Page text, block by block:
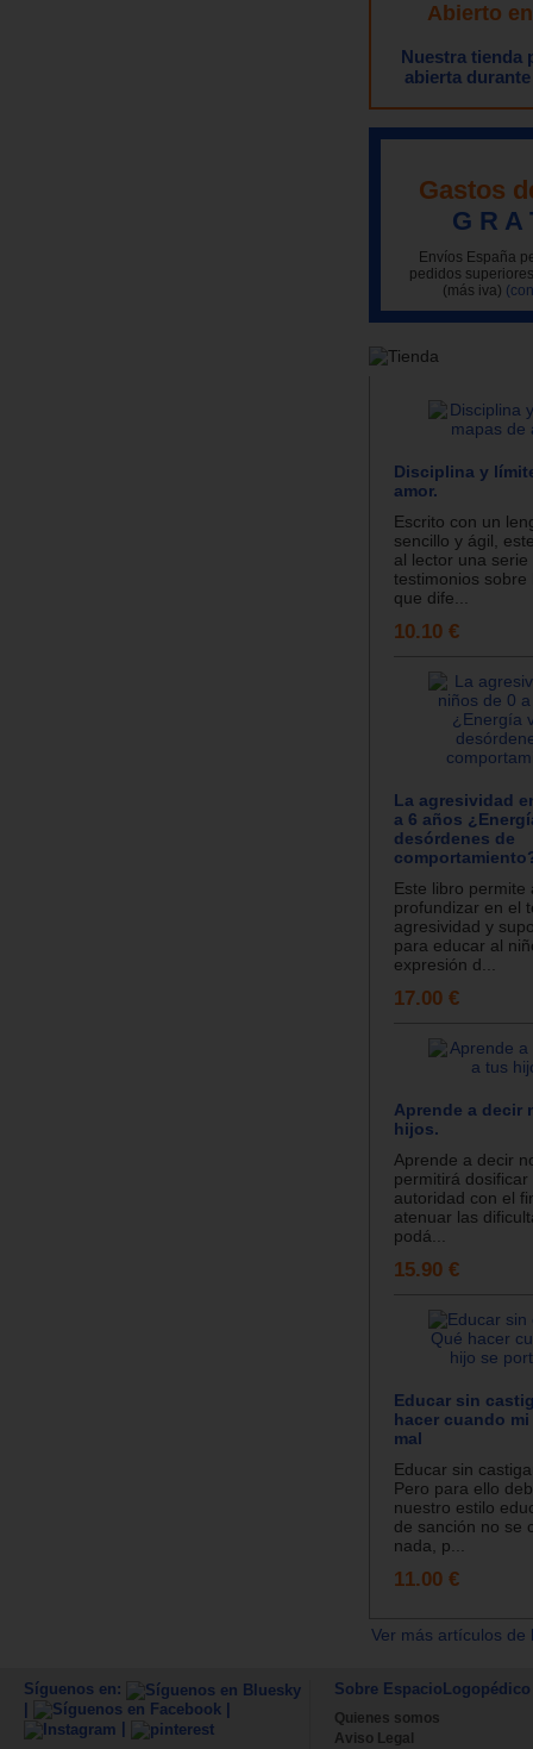
Abierto
Nuestra tienda
abierta
Gastos
G R A
Envíos España
pedidos
(más iva)
Disciplina y
amor.
Escrito con un
sencillo y ágil,
al lector una serie
testimonios sobre
que dife...
10.10 €
La agresividad
a 6 años
desórdenes de
Este libro permite
profundizar en el
agresividad y
para educar al
expresión d...
17.00 €
Aprende a decir
hijos.
Aprende a decir
permitirá dosificar
autoridad con el
atenuar las
podá...
15.90 €
Educar sin
hacer cuando
mal
Educar sin
Pero para ello
nuestro estilo
de sanción no se
nada, p...
11.00 €
Ver más artículos
Síguenos en:
|
|
Sobre EspacioLogopédico
Quienes somos
Aviso Legal